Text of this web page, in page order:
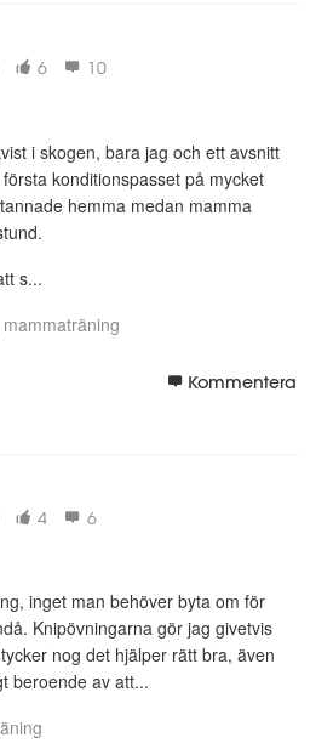
6 10
i skogen, bara jag och ett avsnitt
konditionspasset på mycket
hemma medan mamma
s...
mammaträning
Kommentera
4 6
inget man behöver byta om för
Knipövningarna gör jag givetvis
nog det hjälper rätt bra, även
beroende av att...